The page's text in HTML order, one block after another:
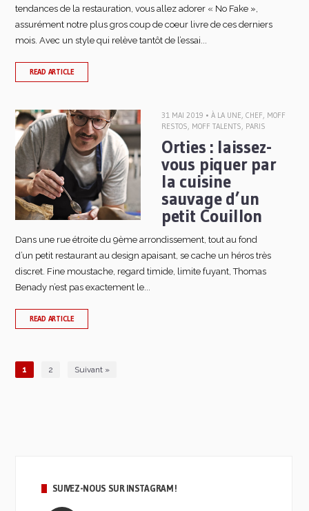
tendances de la restauration, vous allez adorer « No Fake »,
assurément notre plus gros coup de coeur livre de ces derniers
mois. Avec un style qui relève tantôt de l’essai...
READ ARTICLE
31 MAI 2019 • À LA UNE, CHEF, MOFF
RESTOS, MOFF TALENTS, PARIS
Orties : laissez-
vous piquer par
la cuisine
sauvage d’un
petit Couillon
Dans une rue étroite du 9ème arrondissement, tout au fond
d’un petit restaurant au design apaisant, se cache un héros très
discret. Fine moustache, regard timide, limite fuyant, Thomas
Benady n’est pas exactement le...
READ ARTICLE
1 2 Suivant »
SUIVEZ-NOUS SUR INSTAGRAM !